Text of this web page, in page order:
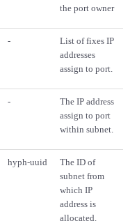
the port owner
-
List of fixes IP
addresses
assign to port.
-
The IP address
assign to port
within subnet.
hyph-uuid
The ID of
subnet from
which IP
address is
allocated.